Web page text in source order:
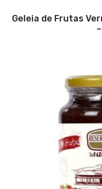
Geleia de Frutas